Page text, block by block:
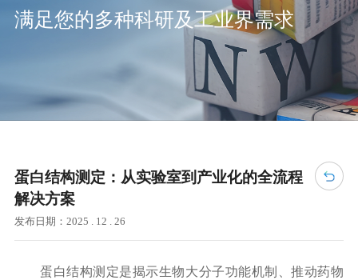
满足您的多种科研及工业界需求
蛋白结构测定：从实验室到产业化的全流程
解决方案
发布日期：2025 . 12 . 26
蛋白结构测定是揭示生物大分子功能机制、推动药物